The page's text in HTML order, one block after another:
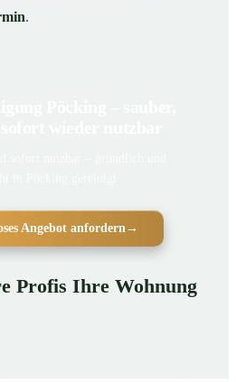
.
Angebot anfordern →
Profis Ihre Wohnung